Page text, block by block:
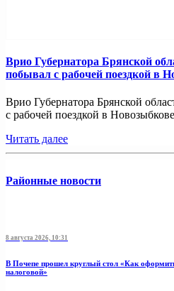
Врио Губернатора Брянской
побывал с рабочей поездкой в
Врио Губернатора Брянской
с рабочей поездкой в
Читать далее
Районные новости
8 августа 2026, 10:31
В Почепе прошел круглый стол «Как
налоговой»